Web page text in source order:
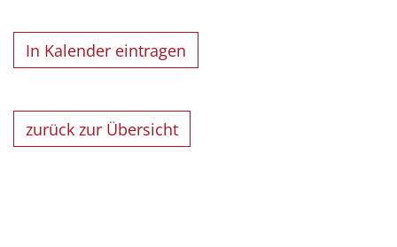
In Kalender eintragen
zurück zur Übersicht